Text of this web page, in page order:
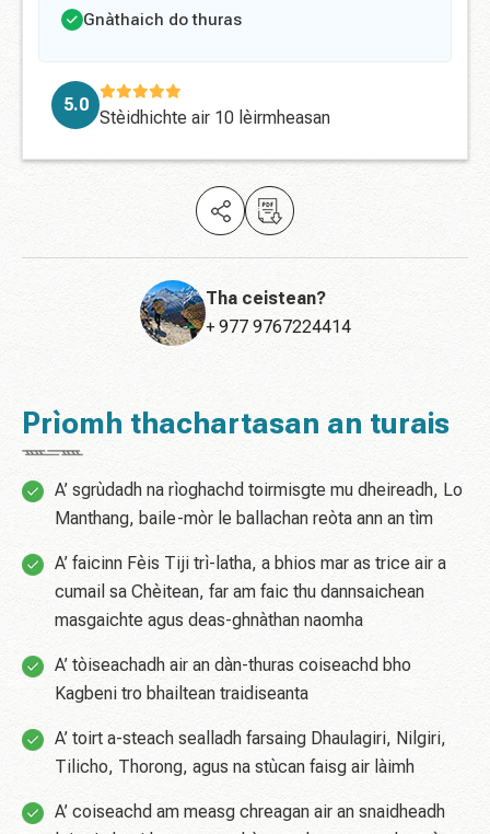
Gnàthaich do thuras
5.0
Stèidhichte air 10 lèirmheasan
Tha ceistean?
+ 977 9767224414
Prìomh thachartasan an turais
A’ sgrùdadh na rìoghachd toirmisgte mu dheireadh, Lo
Manthang, baile-mòr le ballachan reòta ann an tìm
A’ faicinn Fèis Tiji trì-latha, a bhios mar as trice air a
cumail sa Chèitean, far am faic thu dannsaichean
masgaichte agus deas-ghnàthan naomha
A’ tòiseachadh air an dàn-thuras coiseachd bho
Kagbeni tro bhailtean traidiseanta
A’ toirt a-steach sealladh farsaing Dhaulagiri, Nilgiri,
Tilicho, Thorong, agus na stùcan faisg air làimh
A’ coiseachd am measg chreagan air an snaidheadh ​​